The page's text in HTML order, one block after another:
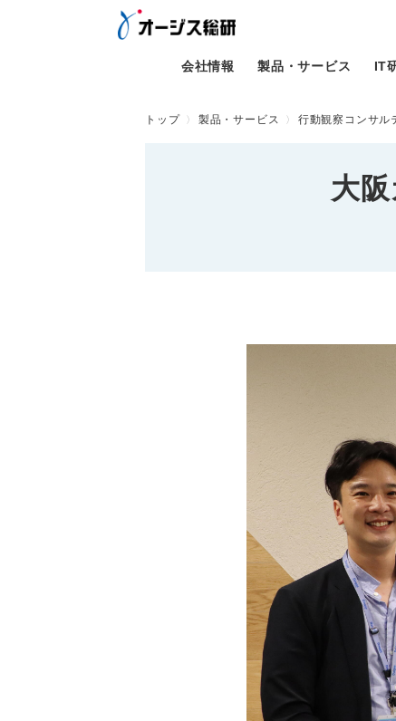
会社情報 製品・サービス IT
トップ 製品・サービス 行動観察コンサル
大